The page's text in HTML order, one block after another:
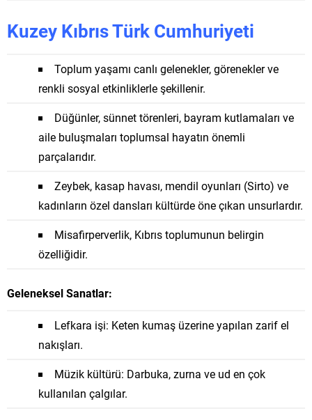
Kuzey Kıbrıs Türk Cumhuriyeti
Toplum yaşamı canlı gelenekler, görenekler ve
renkli sosyal etkinliklerle şekillenir.
Düğünler, sünnet törenleri, bayram kutlamaları ve
aile buluşmaları toplumsal hayatın önemli
parçalarıdır.
Zeybek, kasap havası, mendil oyunları (Sirto) ve
kadınların özel dansları kültürde öne çıkan unsurlardır.
Misafirperverlik, Kıbrıs toplumunun belirgin
özelliğidir.
Geleneksel Sanatlar:
Lefkara işi: Keten kumaş üzerine yapılan zarif el
nakışları.
Müzik kültürü: Darbuka, zurna ve ud en çok
kullanılan çalgılar.